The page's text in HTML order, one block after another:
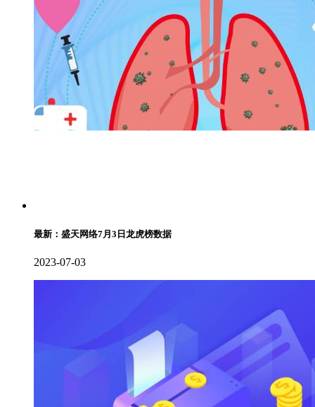
最新：盛天网络7月3日龙虎榜数据
2023-07-03